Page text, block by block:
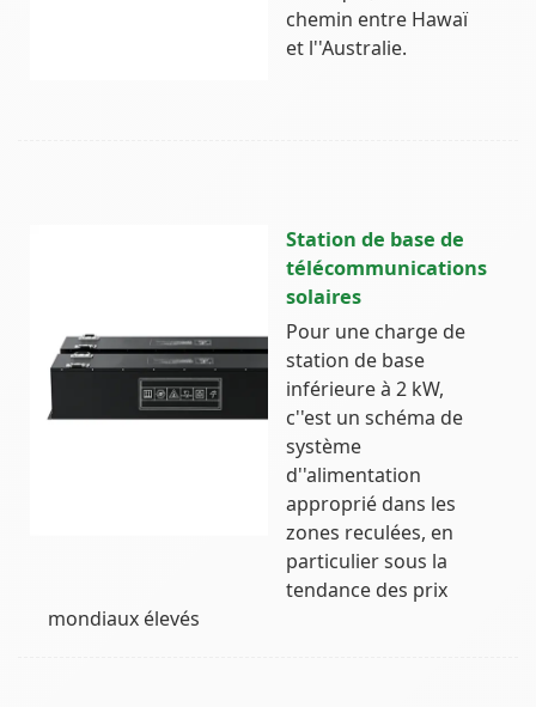
chemin entre Hawaï
et l''Australie.
Station de base de
télécommunications
solaires
Pour une charge de
station de base
inférieure à 2 kW,
c''est un schéma de
système
d''alimentation
approprié dans les
zones reculées, en
particulier sous la
tendance des prix
mondiaux élevés